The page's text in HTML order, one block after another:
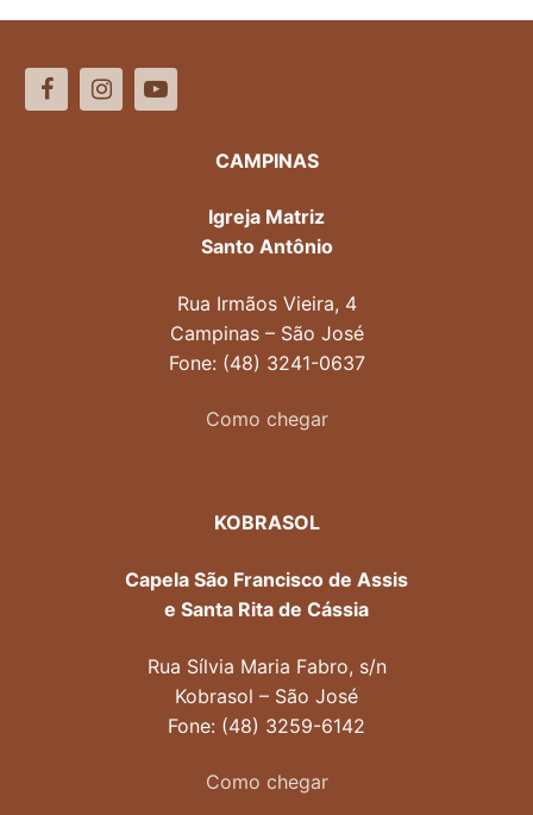
CAMPINAS
Igreja Matriz
Santo Antônio
Rua Irmãos Vieira, 4
Campinas – São José
Fone: (48) 3241-0637
Como chegar
KOBRASOL
Capela São Francisco de Assis
e Santa Rita de Cássia
Rua Sílvia Maria Fabro, s/n
Kobrasol – São José
Fone: (48) 3259-6142
Como chegar